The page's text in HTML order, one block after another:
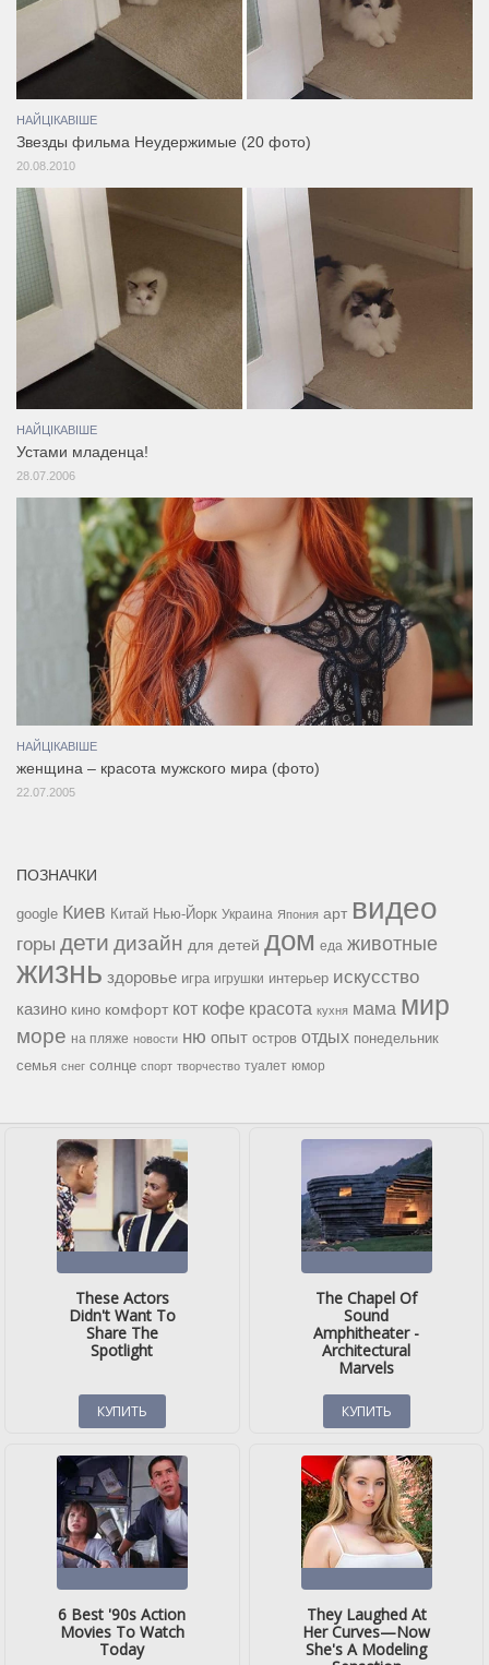
НАЙЦІКАВІШЕ
Звезды фильма Неудержимые (20 фото)
20.08.2010
НАЙЦІКАВІШЕ
Устами младенца!
28.07.2006
НАЙЦІКАВІШЕ
женщина – красота мужского мира (фото)
22.07.2005
ПОЗНАЧКИ
google Киев Китай Нью-Йорк Украина Япония арт видео
горы дети дизайн для детей дом еда животные
жизнь здоровье игра игрушки интерьер искусство
казино кино комфорт кот кофе красота кухня мама мир
море на пляже новости ню опыт остров отдых понедельник
семья снег солнце спорт творчество туалет юмор